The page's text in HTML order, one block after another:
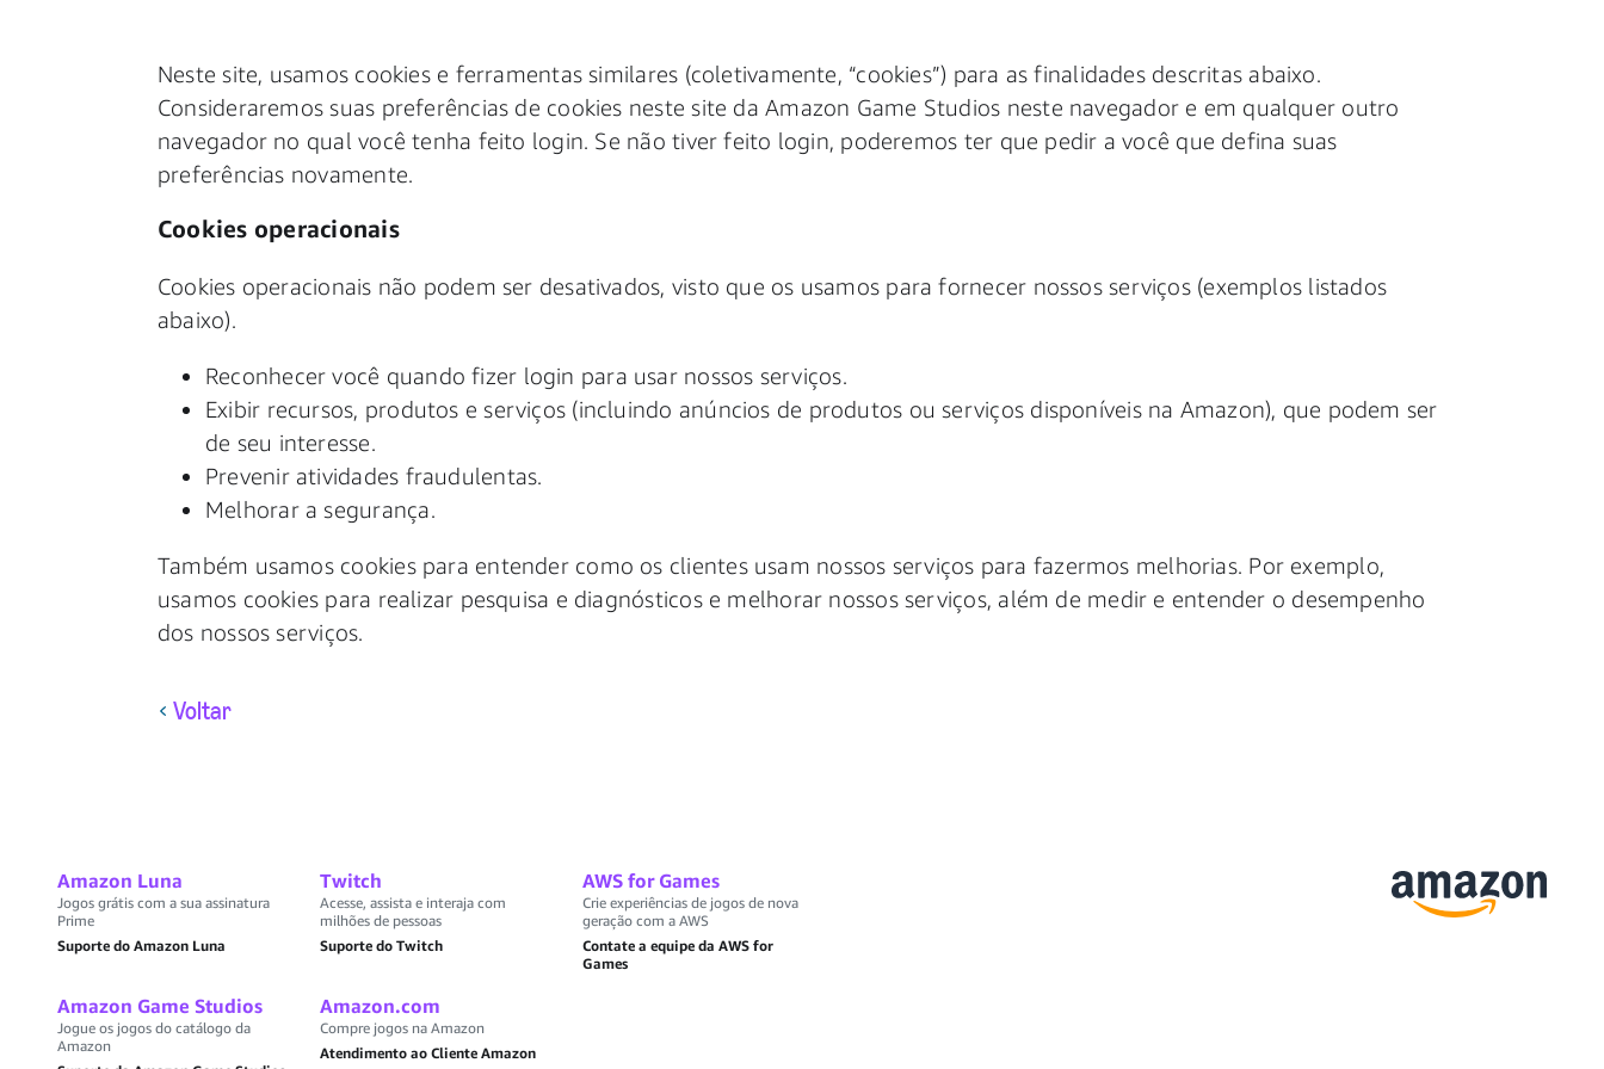
Neste site, usamos cookies e ferramentas similares (coletivamente, “cookies”) para as finalidades descritas abaixo.
Consideraremos suas preferências de cookies neste site da Amazon Game Studios neste navegador e em qualquer outro
navegador no qual você tenha feito login. Se não tiver feito login, poderemos ter que pedir a você que defina suas
preferências novamente.
Cookies operacionais
Cookies operacionais não podem ser desativados, visto que os usamos para fornecer nossos serviços (exemplos listados
abaixo).
Reconhecer você quando fizer login para usar nossos serviços.
Exibir recursos, produtos e serviços (incluindo anúncios de produtos ou serviços disponíveis na Amazon), que podem ser
de seu interesse.
Prevenir atividades fraudulentas.
Melhorar a segurança.
Também usamos cookies para entender como os clientes usam nossos serviços para fazermos melhorias. Por exemplo,
usamos cookies para realizar pesquisa e diagnósticos e melhorar nossos serviços, além de medir e entender o desempenho
dos nossos serviços.
Voltar
Amazon Luna
Jogos grátis com a sua assinatura
Prime
Suporte do Amazon Luna
Twitch
Acesse, assista e interaja com
milhões de pessoas
Suporte do Twitch
AWS for Games
Crie experiências de jogos de nova
geração com a AWS
Contate a equipe da AWS for
Games
Amazon Game Studios
Jogue os jogos do catálogo da
Amazon
Amazon.com
Compre jogos na Amazon
Atendimento ao Cliente Amazon